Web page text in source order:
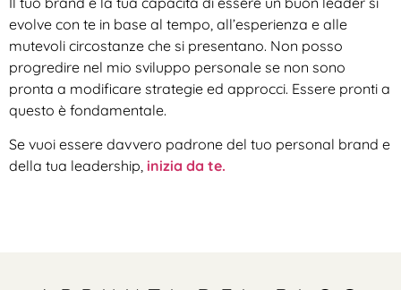
evolve con te in base al tempo, all’esperienza e alle
mutevoli circostanze che si presentano. Non posso
progredire nel mio sviluppo personale se non sono
pronta a modificare strategie ed approcci. Essere pronti a
questo è fondamentale.
Se vuoi essere davvero padrone del tuo personal brand e
della tua leadership, inizia da te.